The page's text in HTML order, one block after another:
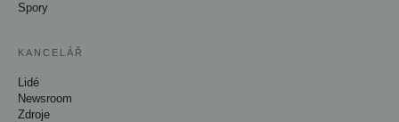
Spory
KANCELÁŘ
Lidé
Newsroom
Zdroje